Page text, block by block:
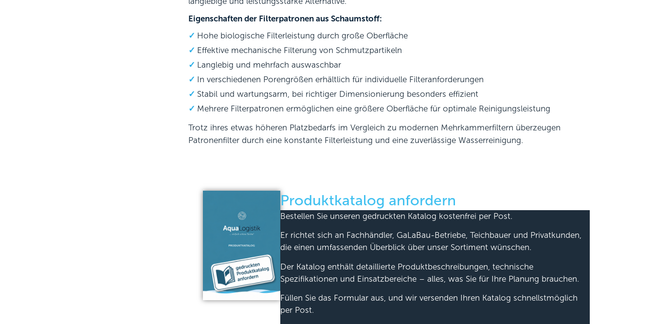
Eigenschaften der Filterpatronen aus Schaumstoff:
Hohe biologische Filterleistung durch große Oberfläche
Effektive mechanische Filterung von Schmutzpartikeln
Langlebig und mehrfach auswaschbar
In verschiedenen Porengrößen erhältlich für individuelle Filteranforderungen
Stabil und wartungsarm, bei richtiger Dimensionierung besonders effizient
Mehrere Filterpatronen ermöglichen eine größere Oberfläche für optimale Reinigungsleistung
Trotz ihres etwas höheren Platzbedarfs im Vergleich zu modernen Mehrkammerfiltern überzeugen
Patronenfilter durch eine konstante Filterleistung und eine zuverlässige Wasserreinigung.
Produktkatalog anfordern
Bestellen Sie unseren gedruckten Katalog kostenfrei per Post.
Er richtet sich an Fachhändler, GaLaBau-Betriebe, Teichbauer und Privatkunden,
die einen umfassenden Überblick über unser Sortiment wünschen.
Der Katalog enthält detaillierte Produktbeschreibungen, technische
Spezifikationen und Einsatzbereiche – alles, was Sie für Ihre Planung brauchen.
Füllen Sie das Formular aus, und wir versenden Ihren Katalog schnellstmöglich
per Post.